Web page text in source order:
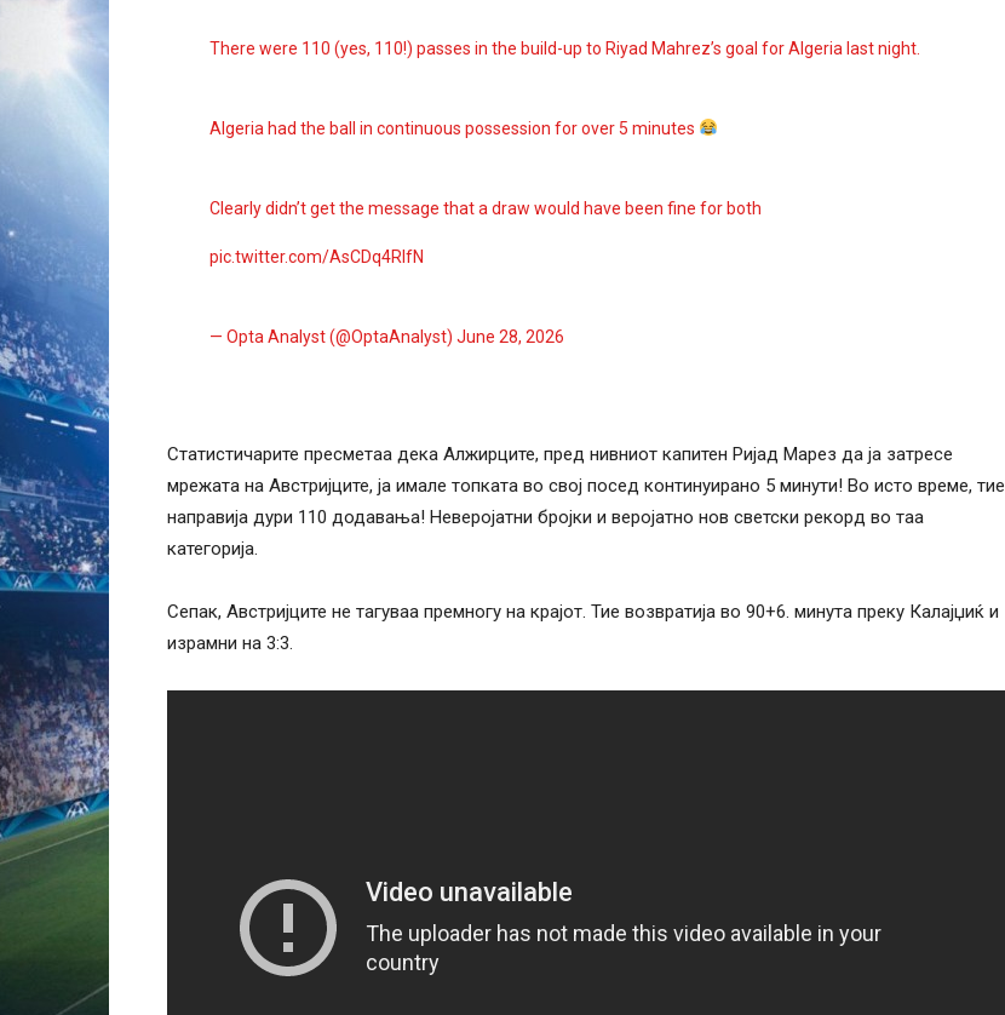
There were 110 (yes, 110!) passes in the build-up to Riyad Mahrez’s goal for Algeria last night.
Algeria had the ball in continuous possession for over 5 minutes
Clearly didn’t get the message that a draw would have been fine for both
pic.twitter.com/AsCDq4RIfN
— Opta Analyst (@OptaAnalyst) June 28, 2026
Статистичарите пресметаа дека Алжирците, пред нивниот капитен Ријад Марез да ја затресе
мрежата на Австријците, ја имале топката во свој посед континуирано 5 минути! Во исто време, тие
направија дури 110 додавања! Неверојатни бројки и веројатно нов светски рекорд во таа
категорија.
Сепак, Австријците не тагуваа премногу на крајот. Тие возвратија во 90+6. минута преку Калајџиќ и
израмни на 3:3.